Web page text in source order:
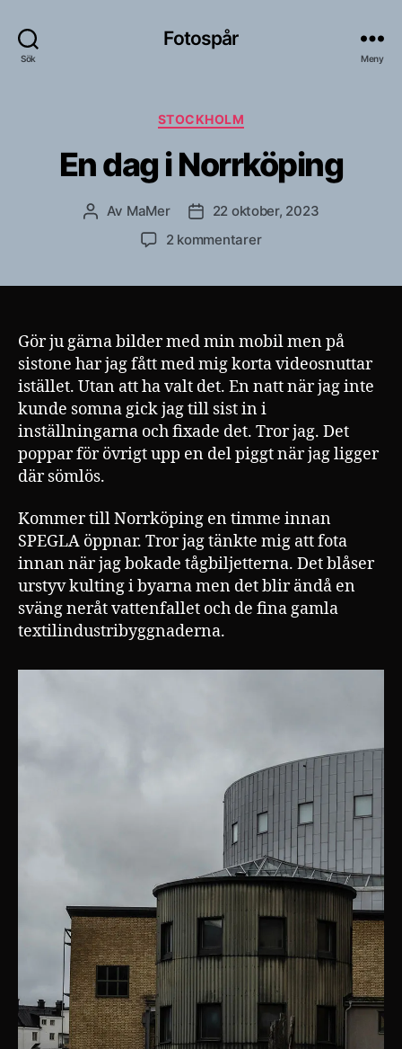
Sök
Fotospår
Meny
Kategorier
STOCKHOLM
En dag i Norrköping
Inläggsförfattare
Av MaMer Inläggsdatum
22 oktober, 2023
2 kommentarertill
Gör ju gärna bilder med min mobil men på
sistone har jag fått med mig korta videosnuttar
istället. Utan att ha valt det. En natt när jag inte
kunde somna gick jag till sist in i
inställningarna och fixade det. Tror jag. Det
poppar för övrigt upp en del piggt när jag ligger
där sömlös.
Kommer till Norrköping en timme innan
SPEGLA öppnar. Tror jag tänkte mig att fota
innan när jag bokade tågbiljetterna. Det blåser
urstyv kulting i byarna men det blir ändå en
sväng neråt vattenfallet och de fina gamla
textilindustribyggnaderna.